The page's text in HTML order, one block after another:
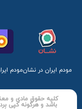
مودم ایران در نشانمودم
کلیه حقوق مادی و
باشد و هرگونه کپی